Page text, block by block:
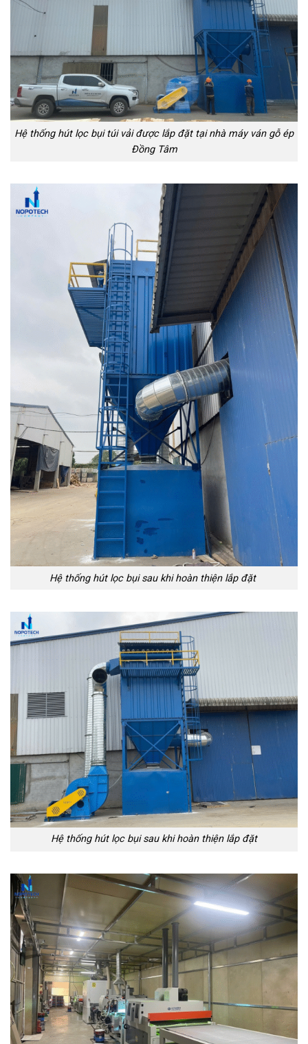
Hệ thống hút lọc bụi túi vải được lắp đặt tại nhà máy ván gỗ ép
Đồng Tâm
Hệ thống hút lọc bụi sau khi hoàn thiện lắp đặt
Hệ thống hút lọc bụi sau khi hoàn thiện lắp đặt